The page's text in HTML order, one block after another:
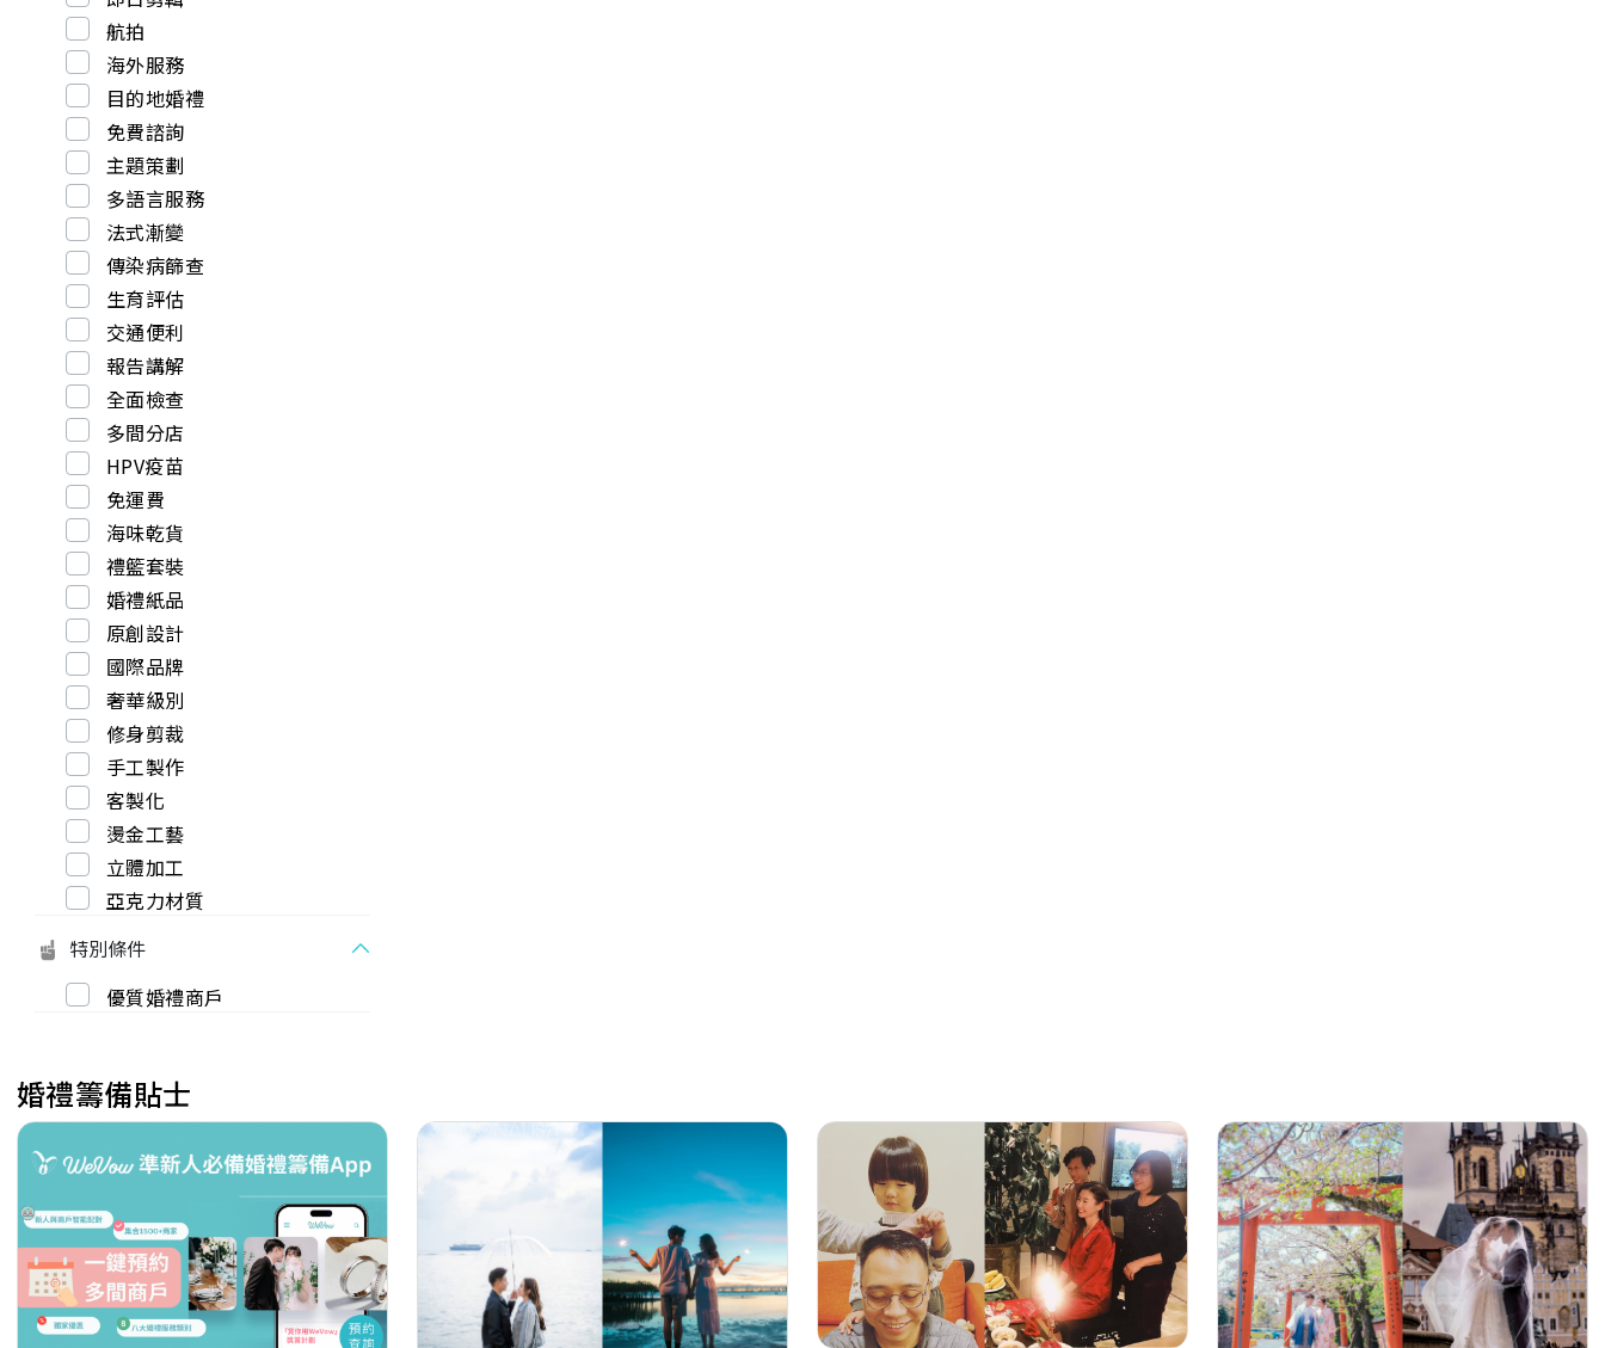
航拍
海外服務
目的地婚禮
免費諮詢
主題策劃
多語言服務
法式漸變
傳染病篩查
生育評估
交通便利
報告講解
全面檢查
多間分店
HPV疫苗
免運費
海味乾貨
禮籃套裝
婚禮紙品
原創設計
國際品牌
奢華級別
修身剪裁
手工製作
客製化
燙金工藝
立體加工
亞克力材質
特別條件
優質婚禮商戶
婚禮籌備貼士